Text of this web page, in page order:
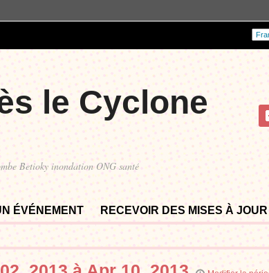
le Cyclone
Betioky inondation ONG santé
ÉVÉNEMENT RECEVOIR DES MISES À JOUR